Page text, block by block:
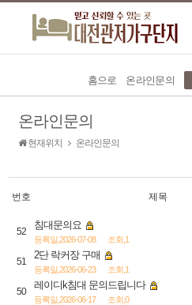
홈으로 온라인문의
온라인문의
현재위치 온라인문의
번호 제목
52
침대문의요
등록일,2026-07-08 조회,1
51
2단 락커장 구매
등록일,2026-06-23 조회,1
50
레이디k침대 문의드립니다
등록일,2026-06-17 조회,0